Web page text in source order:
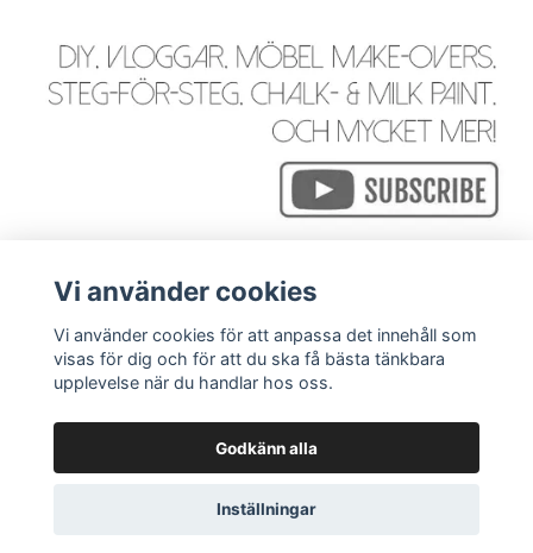
Läs mer
© 2026 WackyGoose - Rustik, Vintage, Industriell & Bohemi
Vi använder cookies
Vi använder cookies för att anpassa det innehåll som
visas för dig och för att du ska få bästa tänkbara
upplevelse när du handlar hos oss.
Godkänn alla
Inställningar